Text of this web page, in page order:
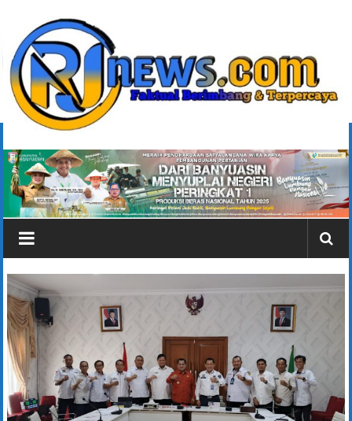
konten
rjonlinenews.com
Faktual
Berimbang
dan
Terpercaya